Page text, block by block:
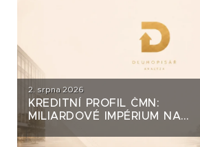
2. srpna 2026
KREDITNÍ PROFIL ČMN:
MILIARDOVÉ IMPÉRIUM NA